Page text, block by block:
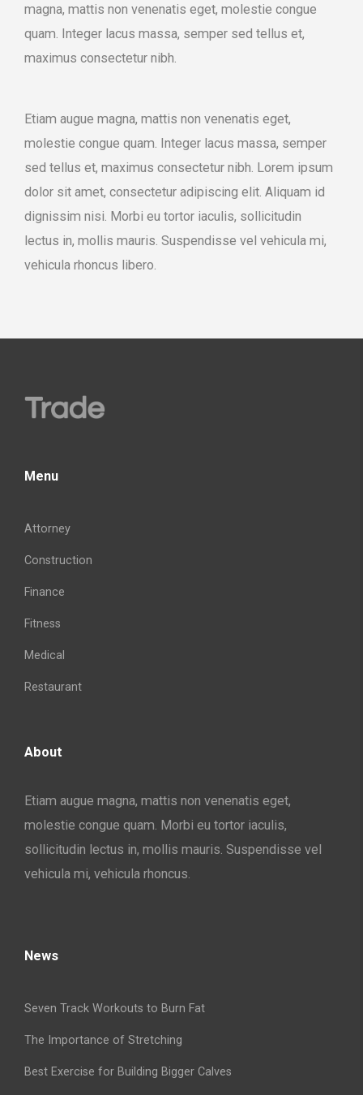
magna, mattis non venenatis eget, molestie congue
quam. Integer lacus massa, semper sed tellus et,
maximus consectetur nibh.
Etiam augue magna, mattis non venenatis eget,
molestie congue quam. Integer lacus massa, semper
sed tellus et, maximus consectetur nibh. Lorem ipsum
dolor sit amet, consectetur adipiscing elit. Aliquam id
dignissim nisi. Morbi eu tortor iaculis, sollicitudin
lectus in, mollis mauris. Suspendisse vel vehicula mi,
vehicula rhoncus libero.
Menu
Attorney
Construction
Finance
Fitness
Medical
Restaurant
About
Etiam augue magna, mattis non venenatis eget,
molestie congue quam. Morbi eu tortor iaculis,
sollicitudin lectus in, mollis mauris. Suspendisse vel
vehicula mi, vehicula rhoncus.
News
Seven Track Workouts to Burn Fat
The Importance of Stretching
Best Exercise for Building Bigger Calves